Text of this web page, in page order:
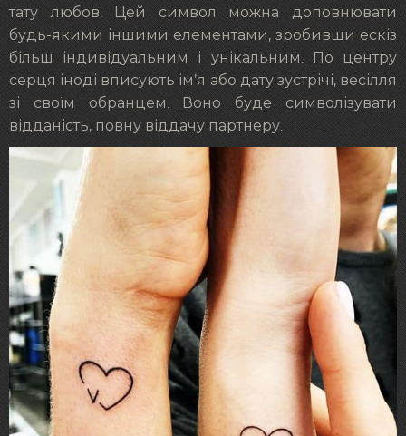
тату любов. Цей символ можна доповнювати
будь-якими іншими елементами, зробивши ескіз
більш індивідуальним і унікальним. По центру
серця іноді вписують ім’я або дату зустрічі, весілля
зі своїм обранцем. Воно буде символізувати
відданість, повну віддачу партнеру.